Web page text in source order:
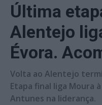
Última
Alentejo
Évora.
Volta ao Alentejo
Etapa final liga Moura
Antunes na liderança.